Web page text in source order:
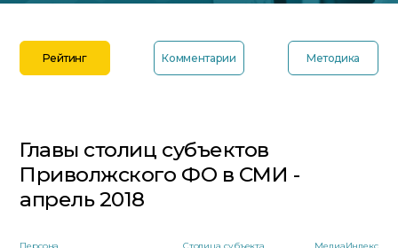
Рейтинг Комментарии Методика
Главы столиц субъектов
Приволжского ФО в СМИ -
апрель 2018